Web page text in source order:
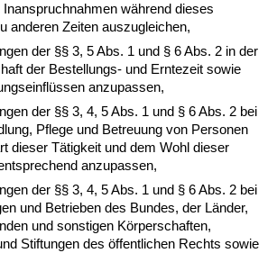
Inanspruchnahmen während dieses
anderen Zeiten auszugleichen,
der §§ 3, 5 Abs. 1 und § 6 Abs. 2 in der
der Bestellungs- und Erntezeit sowie
anzupassen,
der §§ 3, 4, 5 Abs. 1 und § 6 Abs. 2 bei
Pflege und Betreuung von Personen
dieser Tätigkeit und dem Wohl dieser
anzupassen,
der §§ 3, 4, 5 Abs. 1 und § 6 Abs. 2 bei
und Betrieben des Bundes, der Länder,
und sonstigen Körperschaften,
Stiftungen des öffentlichen Rechts sowie